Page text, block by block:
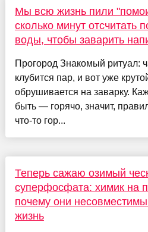
Мы всю жизнь пили
сколько минут отсчитать
воды, чтобы заварить
Прогород Знакомый ритуал:
клубится пар, и вот уже
обрушивается на заварку.
быть — горячо, значит,
что-то гор...
Теперь сажаю озимый
суперфосфата: химик на
почему они
жизнь